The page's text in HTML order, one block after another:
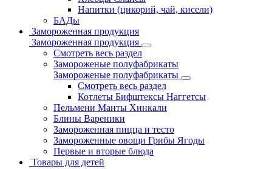
Напитки (цикорий, чай, кисели)
БАДы
Замороженная продукция
Замороженная продукция
Смотреть весь раздел
Замороженые полуфабрикаты
Замороженые полуфабрикаты
Смотреть весь раздел
Котлеты Бифштексы Наггетсы
Пельмени Манты Хинкали
Блины Вареники
Замороженная пицца и тесто
Замороженные овощи Грибы Ягоды
Первые и вторые блюда
Товары для детей